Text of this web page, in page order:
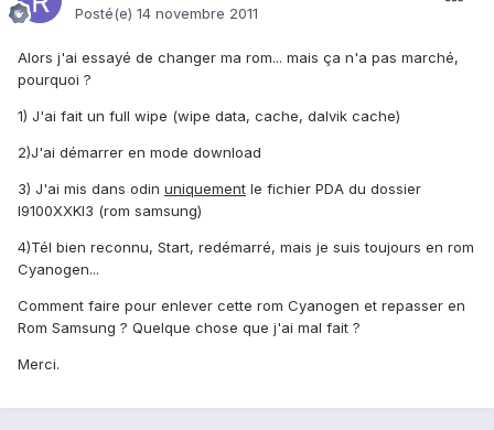
Posté(e) 14 novembre 2011
Alors j'ai essayé de changer ma rom... mais ça n'a pas marché,
pourquoi ?
1) J'ai fait un full wipe (wipe data, cache, dalvik cache)
2)J'ai démarrer en mode download
3) J'ai mis dans odin uniquement le fichier PDA du dossier
I9100XXKI3 (rom samsung)
4)Tél bien reconnu, Start, redémarré, mais je suis toujours en rom
Cyanogen...
Comment faire pour enlever cette rom Cyanogen et repasser en
Rom Samsung ? Quelque chose que j'ai mal fait ?
Merci.